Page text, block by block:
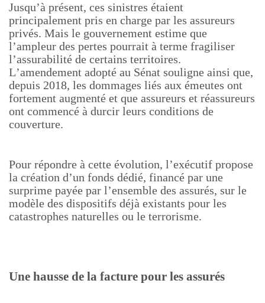
Jusqu’à présent, ces sinistres étaient
principalement pris en charge par les assureurs
privés. Mais le gouvernement estime que
l’ampleur des pertes pourrait à terme fragiliser
l’assurabilité de certains territoires.
L’amendement adopté au Sénat souligne ainsi que,
depuis 2018, les dommages liés aux émeutes ont
fortement augmenté et que assureurs et réassureurs
ont commencé à durcir leurs conditions de
couverture.
Pour répondre à cette évolution, l’exécutif propose
la création d’un fonds dédié, financé par une
surprime payée par l’ensemble des assurés, sur le
modèle des dispositifs déjà existants pour les
catastrophes naturelles ou le terrorisme.
Une hausse de la facture pour les assurés